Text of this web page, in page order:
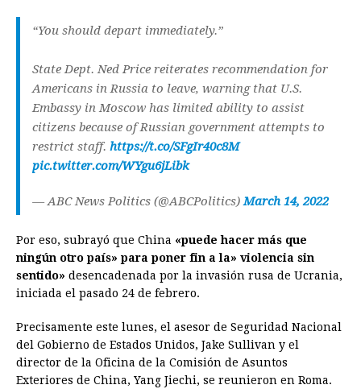
“You should depart immediately.”
State Dept. Ned Price reiterates recommendation for
Americans in Russia to leave, warning that U.S.
Embassy in Moscow has limited ability to assist
citizens because of Russian government attempts to
restrict staff. https://t.co/SFgIr40c8M
pic.twitter.com/WYgu6jLibk
— ABC News Politics (@ABCPolitics)March 14, 2022
Por eso, subrayó que China «puede hacer más que
ningún otro país» para poner fin a la» violencia sin
sentido» desencadenada por la invasión rusa de Ucrania,
iniciada el pasado 24 de febrero.
Precisamente este lunes, el asesor de Seguridad Nacional
del Gobierno de Estados Unidos, Jake Sullivan y el
director de la Oficina de la Comisión de Asuntos
Exteriores de China, Yang Jiechi, se reunieron en Roma.